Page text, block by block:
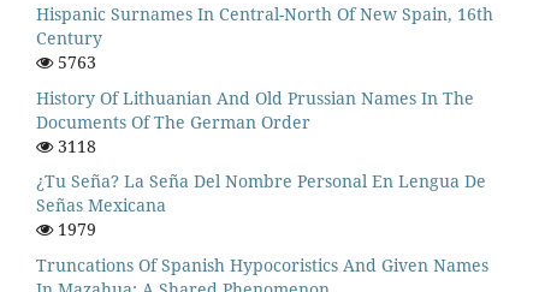
Hispanic Surnames In Central-North Of New Spain, 16th
Century
5763
History Of Lithuanian And Old Prussian Names In The
Documents Of The German Order
3118
¿Tu Seña? La Seña Del Nombre Personal En Lengua De
Señas Mexicana
1979
Truncations Of Spanish Hypocoristics And Given Names